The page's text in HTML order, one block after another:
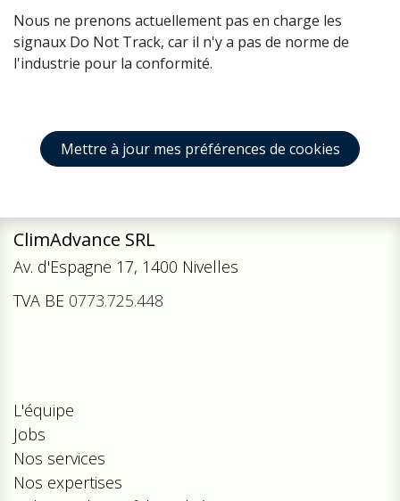
Nous ne prenons actuellement pas en charge les
signaux Do Not Track, car il n'y a pas de norme de
l'industrie pour la conformité.
Mettre à jour mes préférences de cookies
ClimAdvance SRL
Av. d'Espagne 17, 1400 Nivelles
TVA BE 0773.725.448
L'équipe
Jobs
Nos services
Nos expertises